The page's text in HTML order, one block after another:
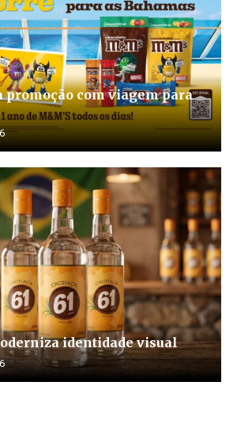
promoção com viagem para
identidade visual